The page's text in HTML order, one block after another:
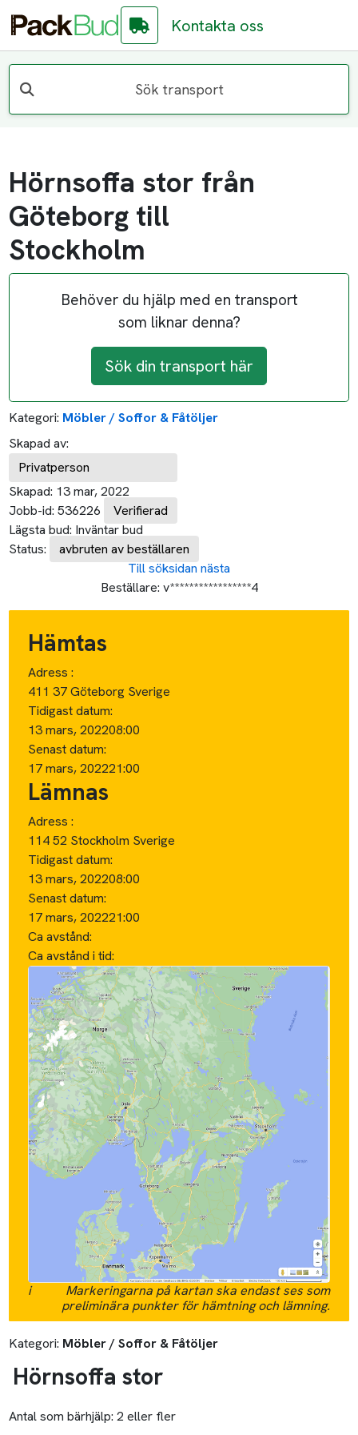
Kontakta oss
Sök transport
Hörnsoffa stor från
Göteborg till
Stockholm
Behöver du hjälp med en transport
som liknar denna?
Sök din transport här
Kategori: Möbler / Soffor & Fåtöljer
Skapad av:
Privatperson
Skapad: 13 mar, 2022
Jobb-id: 536226
Verifierad
Lägsta bud: Inväntar bud
Status:
avbruten av beställaren
Till söksidan nästa
Beställare: v*****************4
Hämtas
Adress :
411 37 Göteborg Sverige
Tidigast datum:
13 mars, 202208:00
Senast datum:
17 mars, 202221:00
Lämnas
Adress :
114 52 Stockholm Sverige
Tidigast datum:
13 mars, 202208:00
Senast datum:
17 mars, 202221:00
Ca avstånd:
Ca avstånd i tid:
i
Markeringarna på kartan ska endast ses som
preliminära punkter för hämtning och lämning.
Kategori: Möbler / Soffor & Fåtöljer
Hörnsoffa stor
Antal som bärhjälp: 2 eller fler